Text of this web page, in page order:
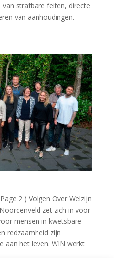
strafbare feiten, directe
van aanhoudingen.
2 ) Volgen Over Welzijn
zet zich in voor
mensen in kwetsbare
redzaamheid zijn
aan het leven. WIN werkt